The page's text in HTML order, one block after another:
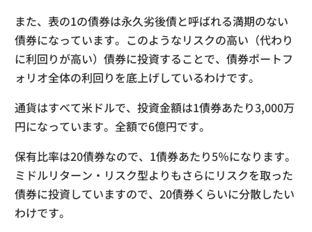
また、表の1の債券は永久劣後債と呼ばれる満期のない
債券になっています。このようなリスクの高い（代わり
に利回りが高い）債券に投資することで、債券ポートフ
ォリオ全体の利回りを底上げしているわけです。
通貨はすべて米ドルで、投資金額は1債券あたり3,000万
円になっています。全額で6億円です。
保有比率は20債券なので、1債券あたり5％になります。
ミドルリターン・リスク型よりもさらにリスクを取った
債券に投資していますので、20債券くらいに分散したい
わけです。